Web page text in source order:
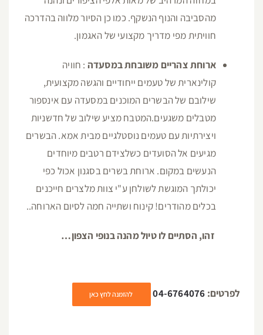
מהסביבה והנוף הנשקף. כמו כן הסיור מלווה בהדרכה
חוויתית מפי מדריך מקצועי של האגמון.
ארוחת צהריים משובחת במסעדה : חוויה
קולינארית של טעמים ייחודיים והגשה מקצועית,
שילובם של הבשרים המוכנים במסעדה עם אינספור
מטבלים משגעים.המטבח מציע שילוב של חדשניות
ויצירתיות עם טעמים נוסטלגיים מבית אמא. הבשרים
מגיעים אל הסועדים כשלצידם רטבים מיוחדים
הנעשים במקום. ארוחת בשרים בסגנון אכול כפי
יכולתך המוגשת לשולחן ע"י צוות מלצרים חייכנים
בכלים מהודרים! קינוח ושתייה חמה לסיום הארוחה..
זהו, הסתיים לו טיול מהנה בנופי הצפון…
לפרטים: 04-6764076 להזמנה לחץ כאן